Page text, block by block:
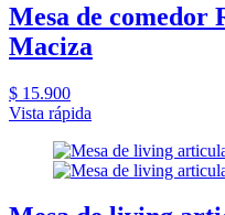
Mesa de comedor
Maciza
$ 15.900
Vista rápida